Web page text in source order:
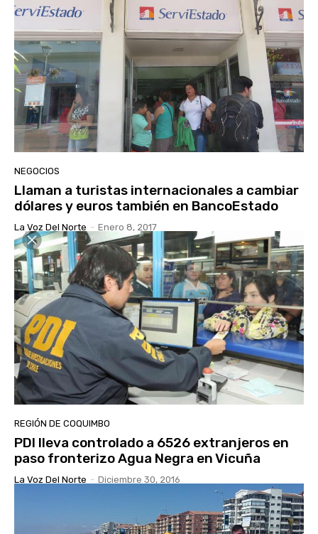
NEGOCIOS
Llaman a turistas internacionales a cambiar
dólares y euros también en BancoEstado
La Voz Del Norte - Enero 8, 2017
REGIÓN DE COQUIMBO
PDI lleva controlado a 6526 extranjeros en
paso fronterizo Agua Negra en Vicuña
La Voz Del Norte - Diciembre 30, 2016